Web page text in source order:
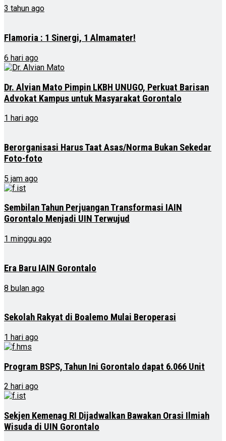
3 tahun ago
Flamoria : 1 Sinergi, 1 Almamater!
6 hari ago
Dr. Alvian Mato Pimpin LKBH UNUGO, Perkuat Barisan
Advokat Kampus untuk Masyarakat Gorontalo
1 hari ago
Berorganisasi Harus Taat Asas/Norma Bukan Sekedar
Foto-foto
5 jam ago
Sembilan Tahun Perjuangan Transformasi IAIN
Gorontalo Menjadi UIN Terwujud
1 minggu ago
Era Baru IAIN Gorontalo
8 bulan ago
Sekolah Rakyat di Boalemo Mulai Beroperasi
1 hari ago
Program BSPS, Tahun Ini Gorontalo dapat 6.066 Unit
2 hari ago
Sekjen Kemenag RI Dijadwalkan Bawakan Orasi Ilmiah
Wisuda di UIN Gorontalo